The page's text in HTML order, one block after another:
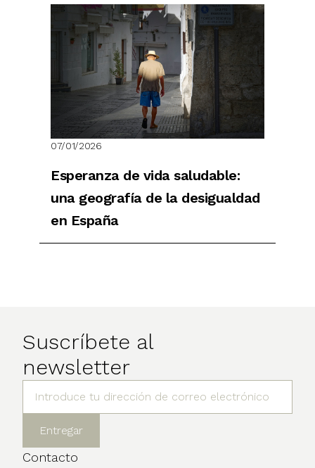
07/01/2026
Esperanza de vida saludable:
una geografía de la desigualdad
en España
Suscríbete al
newsletter
Contacto